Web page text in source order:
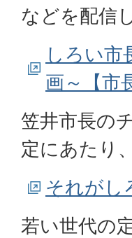
などを配信
しろい市
画～【市
笠井市長の
定にあたり
それがし
若い世代の